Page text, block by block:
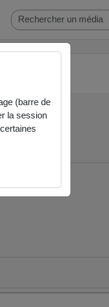
(barre de
la session